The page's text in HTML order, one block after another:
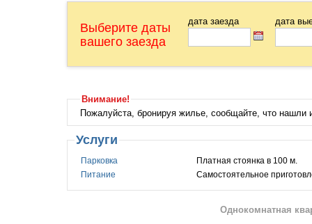
Выберите даты
вашего заезда
дата заезда дата
Внимание!
Пожалуйста, бронируя жилье, сообщайте, что
Услуги
Парковка
Платная стоянка в 100 м.
Питание
Самостоятельное
Однокомнатная